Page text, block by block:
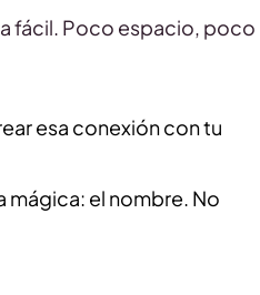
fácil. Poco espacio, poco
esa conexión con tu
mágica: el nombre. No